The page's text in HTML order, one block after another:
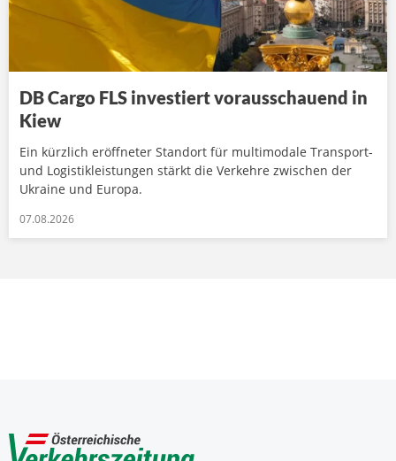
DB Cargo FLS investiert vorausschauend in
Kiew
Ein kürzlich eröffneter Standort für multimodale Transport-
und Logistikleistungen stärkt die Verkehre zwischen der
Ukraine und Europa.
07.08.2026